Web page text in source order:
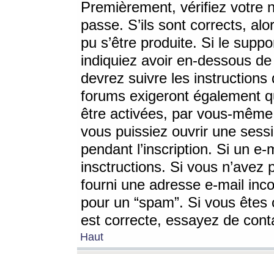
Premièrement, vérifiez votre
passe. S’ils sont corrects,
pu s’être produite. Si le
indiquiez avoir en-dessous
devrez suivre les
forums exigeront également
être activées, par vous-
vous puissiez ouvrir une
pendant l’inscription. Si un
insctructions. Si vous n’avez
fourni une adresse e-mail
pour un “spam”. Si vous
est correcte, essayez de
Haut